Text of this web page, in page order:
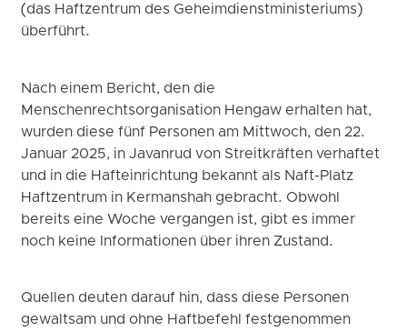
(das Haftzentrum des Geheimdienstministeriums)
überführt.
Nach einem Bericht, den die
Menschenrechtsorganisation Hengaw erhalten hat,
wurden diese fünf Personen am Mittwoch, den 22.
Januar 2025, in Javanrud von Streitkräften verhaftet
und in die Hafteinrichtung bekannt als Naft-Platz
Haftzentrum in Kermanshah gebracht. Obwohl
bereits eine Woche vergangen ist, gibt es immer
noch keine Informationen über ihren Zustand.
Quellen deuten darauf hin, dass diese Personen
gewaltsam und ohne Haftbefehl festgenommen